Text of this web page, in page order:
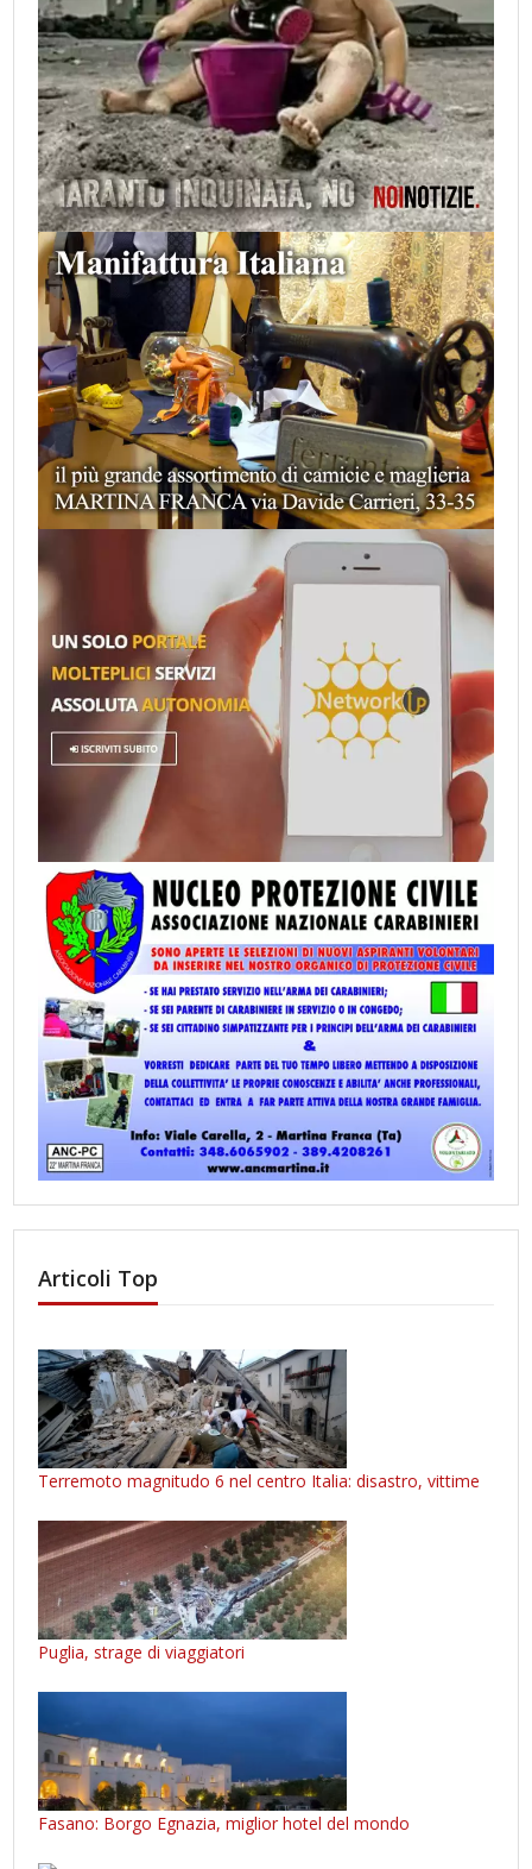
Articoli Top
Terremoto magnitudo 6 nel centro Italia: disastro, vittime
Puglia, strage di viaggiatori
Fasano: Borgo Egnazia, miglior hotel del mondo